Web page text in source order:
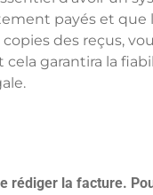
payés et que
des reçus,
garantira la
rédiger la facture.